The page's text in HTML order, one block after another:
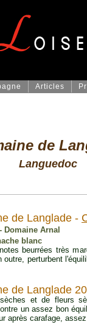
Articles
de
Languedoc
de Langlade -
- Domaine Arnal
blanc
beurrées très
outre, perturbent
de Langlade
et de fleurs
un assez bon
après carafage,